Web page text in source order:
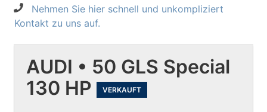
Nehmen Sie hier schnell und unkompliziert
Kontakt zu uns auf.
AUDI • 50 GLS Special
130 HP
VERKAUFT